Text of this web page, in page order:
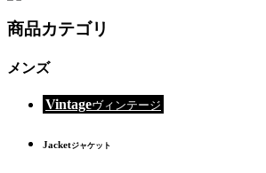
商品カテゴリ
メンズ
Vintageヴィンテージ
Jacketジャケット